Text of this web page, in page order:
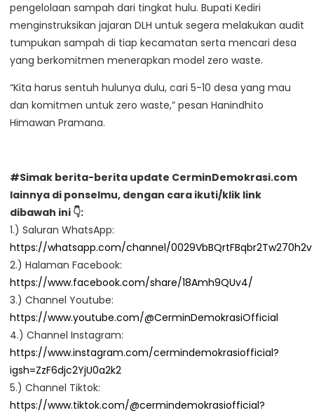
pengelolaan sampah dari tingkat hulu. Bupati Kediri
menginstruksikan jajaran DLH untuk segera melakukan audit
tumpukan sampah di tiap kecamatan serta mencari desa
yang berkomitmen menerapkan model zero waste.
“Kita harus sentuh hulunya dulu, cari 5-10 desa yang mau
dan komitmen untuk zero waste,” pesan Hanindhito
Himawan Pramana.
#Simak berita-berita update CerminDemokrasi.com
lainnya di ponselmu, dengan cara ikuti/klik link
dibawah ini 👇:
1.) Saluran WhatsApp:
https://whatsapp.com/channel/0029VbBQrtFBqbr2Tw270h2v
2.) Halaman Facebook:
https://www.facebook.com/share/18Amh9QUv4/
3.) Channel Youtube:
https://www.youtube.com/@CerminDemokrasiOfficial
4.) Channel Instagram:
https://www.instagram.com/cermindemokrasiofficial?
igsh=ZzF6djc2YjU0a2k2
5.) Channel Tiktok:
https://www.tiktok.com/@cermindemokrasiofficial?